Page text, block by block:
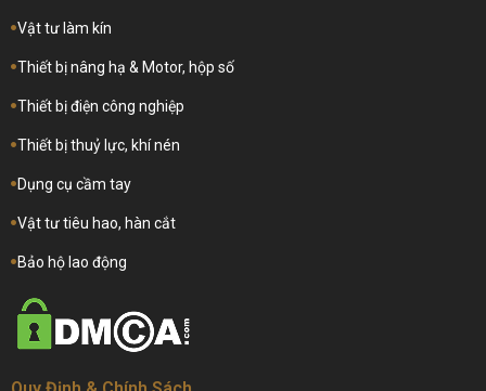
Vật tư làm kín
Thiết bị nâng hạ & Motor, hộp số
Thiết bị điện công nghiệp
Thiết bị thuỷ lực, khí nén
Dụng cụ cầm tay
Vật tư tiêu hao, hàn cắt
Bảo hộ lao động